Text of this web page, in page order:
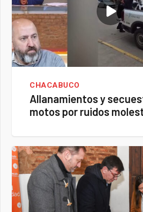
CHACABUCO
Allanamientos y
motos por ruidos